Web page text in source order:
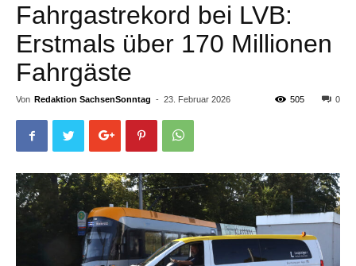
Fahrgastrekord bei LVB:
Erstmals über 170 Millionen
Fahrgäste
Von Redaktion SachsenSonntag - 23. Februar 2026 0
505